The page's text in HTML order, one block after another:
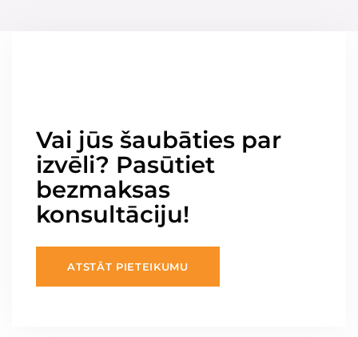
Vai jūs šaubāties par
izvēli? Pasūtiet
bezmaksas
konsultāciju!
ATSTĀT PIETEIKUMU